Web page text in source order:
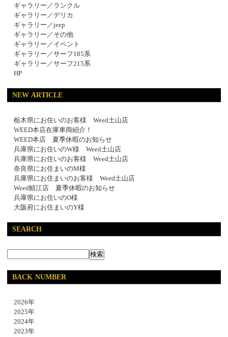
ギャラリー／ランクル
ギャラリー／デリカ
ギャラリー／jeep
ギャラリー／その他
ギャラリー／イベント
ギャラリー／サーフ185系
ギャラリー／サーフ215系
HP
NEW ARTICLE
栃木県にお住いのお客様 Weed土山店
WEED本店在庫車両紹介！
WEED本店 夏季休暇のお知らせ
兵庫県にお住いのW様 Weed土山店
兵庫県にお住いのお客様 Weed土山店
奈良県にお住まいのM様
兵庫県にお住まいのお客様 Weed土山店
Weed鯖江店 夏季休暇のお知らせ
兵庫県にお住いのO様
大阪府にお住まいのY様
SEARCH
BACK NUMBER
2026年
2025年
2024年
2023年